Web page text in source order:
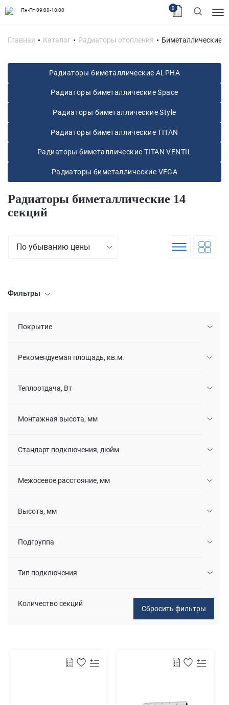
Пн-Пт 09:00-18:00 0
Главная Каталог Радиаторы отопления Биметаллические
Радиаторы биметаллические ALPHA
Радиаторы биметаллические Space
Радиаторы биметаллические Style
Радиаторы биметаллические TITAN
Радиаторы биметаллические TITAN VENTIL
Радиаторы биметаллические VEGA
Радиаторы биметаллические 14
секций
По убыванию цены
Фильтры
Покрытие
Рекомендуемая площадь, кв.м.
Теплоотдача, Вт
Монтажная высота, мм
Стандарт подключения, дюйм
Межосевое расстояние, мм
Высота, мм
Подгруппа
Тип подключения
Количество секций